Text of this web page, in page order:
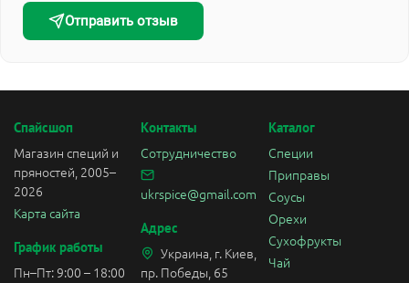
Отправить отзыв
Спайсшоп
Магазин специй и
пряностей, 2005–
2026
Карта сайта
График работы
Пн–Пт: 9:00 – 18:00
Контакты
Сотрудничество
ukrspice@gmail.com
Адрес
Украина, г. Киев,
пр. Победы, 65
Каталог
Специи
Приправы
Соусы
Орехи
Сухофрукты
Чай